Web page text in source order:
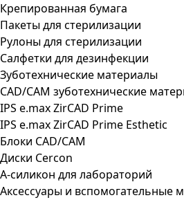
Крепированная бумага
Пакеты для стерилизации
Рулоны для стерилизации
Салфетки для дезинфекции
Зуботехнические материалы
CAD/CAM зуботехнические
IPS e.max ZirCAD Prime
IPS e.max ZirCAD Prime Esthetic
Блоки CAD/CAM
Диски Cercon
А-силикон для лабораторий
Аксессуары и вспомогательные